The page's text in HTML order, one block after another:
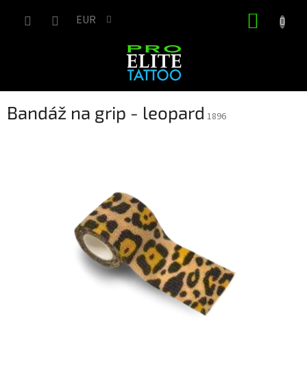
EUR
Bandáž na grip - leopard 1896